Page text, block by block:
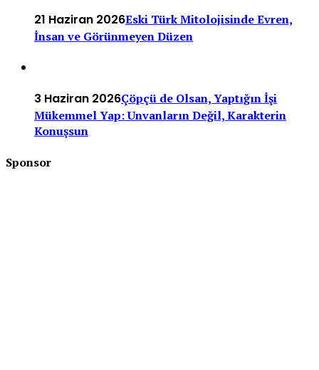
21 Haziran 2026Eski Türk Mitolojisinde Evren,
İnsan ve Görünmeyen Düzen
3 Haziran 2026Çöpçü de Olsan, Yaptığın İşi
Mükemmel Yap: Unvanların Değil, Karakterin
Konuşsun
Sponsor